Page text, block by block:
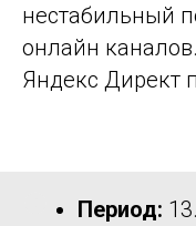
нестабильный
онлайн
Яндекс Директ
Период: